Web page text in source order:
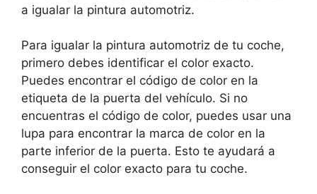
a igualar la pintura automotriz.
Para igualar la pintura automotriz de tu coche,
primero debes identificar el color exacto.
Puedes encontrar el código de color en la
etiqueta de la puerta del vehículo. Si no
encuentras el código de color, puedes usar una
lupa para encontrar la marca de color en la
parte inferior de la puerta. Esto te ayudará a
conseguir el color exacto para tu coche.